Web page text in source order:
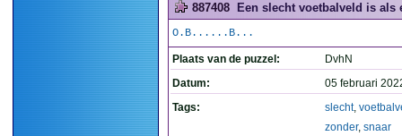
887408 Een slecht voetbalveld is als
O.B......B...
Plaats van de puzzel:
DvhN
Datum:
05 februari
Tags:
slecht,
zonder, snaar